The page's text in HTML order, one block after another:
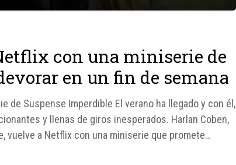
con una miniserie de
en un fin de semana
de Suspense Imperdible El verano ha llegado y con él,
y llenas de giros inesperados. Harlan Coben,
a Netflix con una miniserie que promete